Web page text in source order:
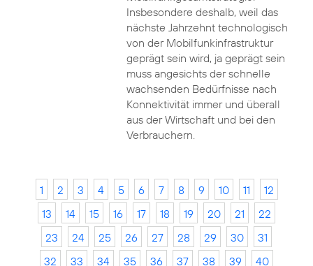
Insbesondere deshalb, weil das
nächste Jahrzehnt technologisch
von der Mobilfunkinfrastruktur
geprägt sein wird, ja geprägt sein
muss angesichts der schnelle
wachsenden Bedürfnisse nach
Konnektivität immer und überall
aus der Wirtschaft und bei den
Verbrauchern.
1 2 3 4 5 6 7 8 9 10 11
12
13
14 15 16 17 18 19 20 21
22
23
24 25 26 27 28 29 30
31
32
33 34 35 36 37 38 39
40